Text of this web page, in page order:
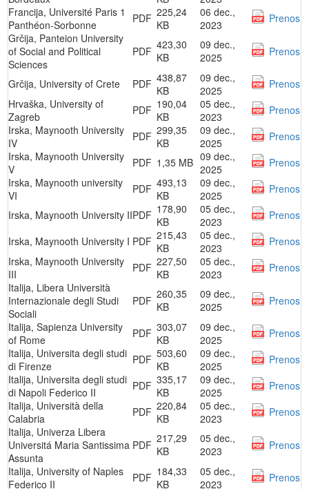
Francija, Université Paris 1
Panthéon-Sorbonne
PDF 225,24
KB
06 dec.,
2023
Prenos
Grčija, Panteion University
of Social and Political
Sciences
PDF 423,30
KB
09 dec.,
2025
Prenos
Grčija, University of Crete PDF 438,87
KB
09 dec.,
2025
Prenos
Hrvaška, University of
Zagreb
PDF 190,04
KB
05 dec.,
2023
Prenos
Irska, Maynooth University
IV
PDF 299,35
KB
09 dec.,
2025
Prenos
Irska, Maynooth University
V
PDF 1,35 MB 09 dec.,
2025
Prenos
Irska, Maynooth university
VI
PDF 493,13
KB
09 dec.,
2025
Prenos
Irska, Maynooth University IIPDF 178,90
KB
05 dec.,
2023
Prenos
Irska, Maynooth University I PDF 215,43
KB
05 dec.,
2023
Prenos
Irska, Maynooth University
III
PDF 227,50
KB
05 dec.,
2023
Prenos
Italija, Libera Università
Internazionale degli Studi
Sociali
PDF 260,35
KB
09 dec.,
2025
Prenos
Italija, Sapienza University
of Rome
PDF 303,07
KB
09 dec.,
2025
Prenos
Italija, Universita degli studi
di Firenze
PDF 503,60
KB
09 dec.,
2025
Prenos
Italija, Universita degli studi
di Napoli Federico II
PDF 335,17
KB
09 dec.,
2025
Prenos
Italija, Università della
Calabria
PDF 220,84
KB
05 dec.,
2023
Prenos
Italija, Univerza Libera
Universitá Maria Santissima
Assunta
PDF 217,29
KB
05 dec.,
2023
Prenos
Italija, University of Naples
Federico II
PDF 184,33
KB
05 dec.,
2023
Prenos